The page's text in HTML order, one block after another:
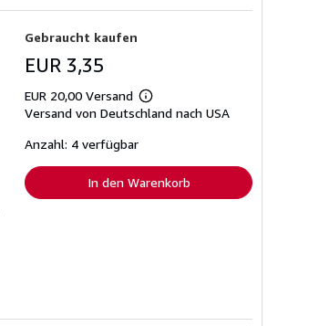
Gebraucht kaufen
EUR 3,35
EUR 20,00 Versand
Weitere
Informationen
Versand von Deutschland nach USA
Anzahl: 4 verfügbar
In den Warenkorb